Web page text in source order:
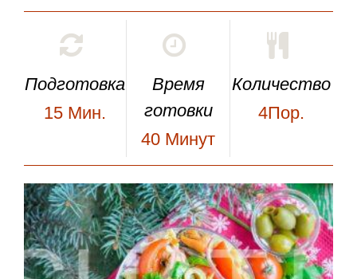
Подготовка
15 Мин.
Время
готовки
40 Минут
Количество
4Пор.